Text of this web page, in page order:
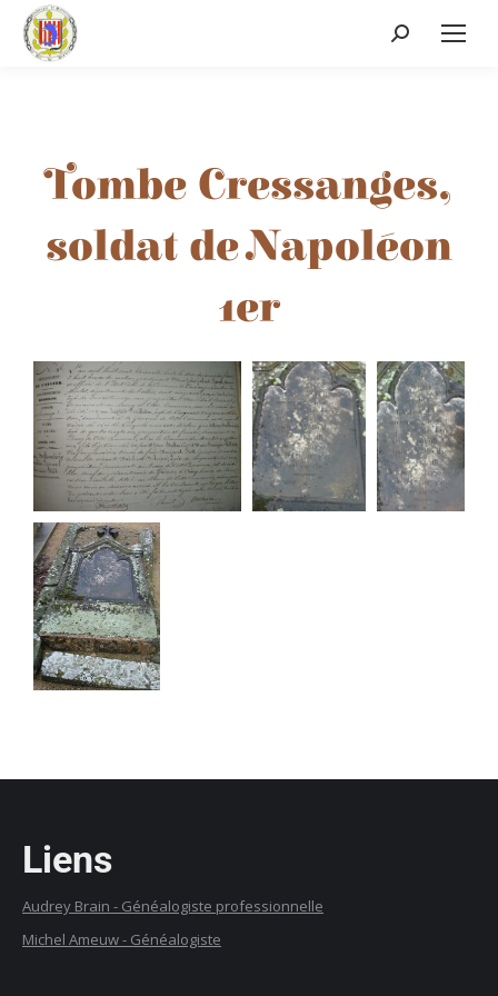
Tombe Cressanges,
soldat de Napoléon
1er
Liens
Audrey Brain - Généalogiste professionnelle
Michel Ameuw - Généalogiste